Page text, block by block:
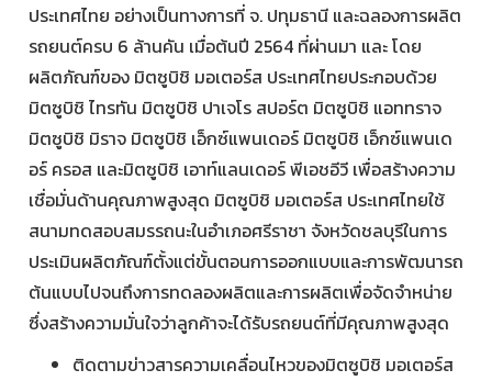
ประเทศไทย อย่างเป็นทางการที่ จ. ปทุมธานี และฉลองการผลิต
รถยนต์ครบ 6 ล้านคัน เมื่อต้นปี 2564 ที่ผ่านมา และ โดย
ผลิตภัณฑ์ของ มิตซูบิชิ มอเตอร์ส ประเทศไทยประกอบด้วย
มิตซูบิชิ ไทรทัน มิตซูบิชิ ปาเจโร สปอร์ต มิตซูบิชิ แอททราจ
มิตซูบิชิ มิราจ มิตซูบิชิ เอ็กซ์แพนเดอร์ มิตซูบิชิ เอ็กซ์แพนเด
อร์ ครอส และมิตซูบิชิ เอาท์แลนเดอร์ พีเอชอีวี เพื่อสร้างความ
เชื่อมั่นด้านคุณภาพสูงสุด มิตซูบิชิ มอเตอร์ส ประเทศไทยใช้
สนามทดสอบสมรรถนะในอำเภอศรีราชา จังหวัดชลบุรีในการ
ประเมินผลิตภัณฑ์ตั้งแต่ขั้นตอนการออกแบบและการพัฒนารถ
ต้นแบบไปจนถึงการทดลองผลิตและการผลิตเพื่อจัดจำหน่าย
ซึ่งสร้างความมั่นใจว่าลูกค้าจะได้รับรถยนต์ที่มีคุณภาพสูงสุด
ติดตามข่าวสารความเคลื่อนไหวของมิตซูบิชิ มอเตอร์ส